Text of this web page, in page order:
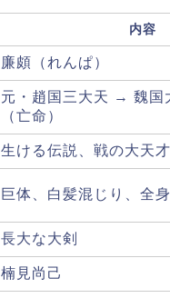
内容
廉頗（れんぱ）
元・趙国三大天 → 魏国
（亡命）
生ける伝説、戦の大天才
巨体、白髪混じり、全
長大な大剣
楠見尚己